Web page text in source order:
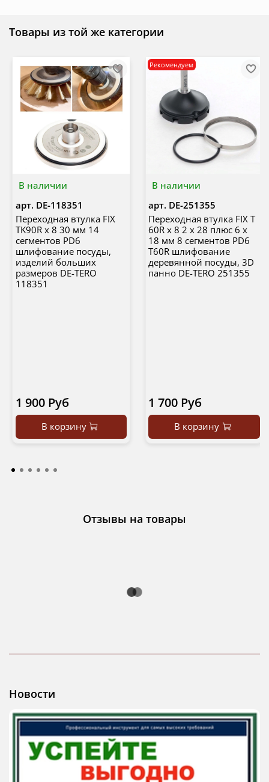
Товары из той же категории
В наличии
арт. DE-118351
Переходная втулка FIX
TK90R x 8 30 мм 14
сегментов PD6
шлифование посуды,
изделий больших
размеров DE-TERO
118351
1 900 Руб
В корзину
В наличии
Рекомендуем
арт. DE-251355
Переходная втулка FIX T
60R x 8 2 х 28 плюс 6 х
18 мм 8 сегментов PD6
T60R шлифование
деревянной посуды, 3D
панно DE-TERO 251355
1 700 Руб
В корзину
Отзывы на товары
Новости